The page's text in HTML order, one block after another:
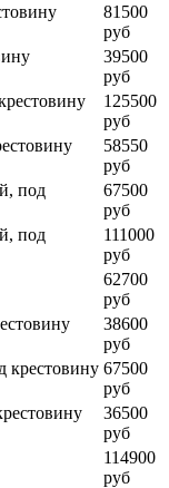
81500
руб
39500
руб
125500
руб
58550
руб
под
67500
руб
под
111000
руб
62700
руб
38600
руб
крестовину 67500
руб
36500
руб
114900
руб